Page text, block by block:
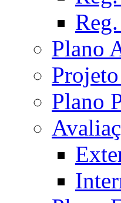
Plano
Plano